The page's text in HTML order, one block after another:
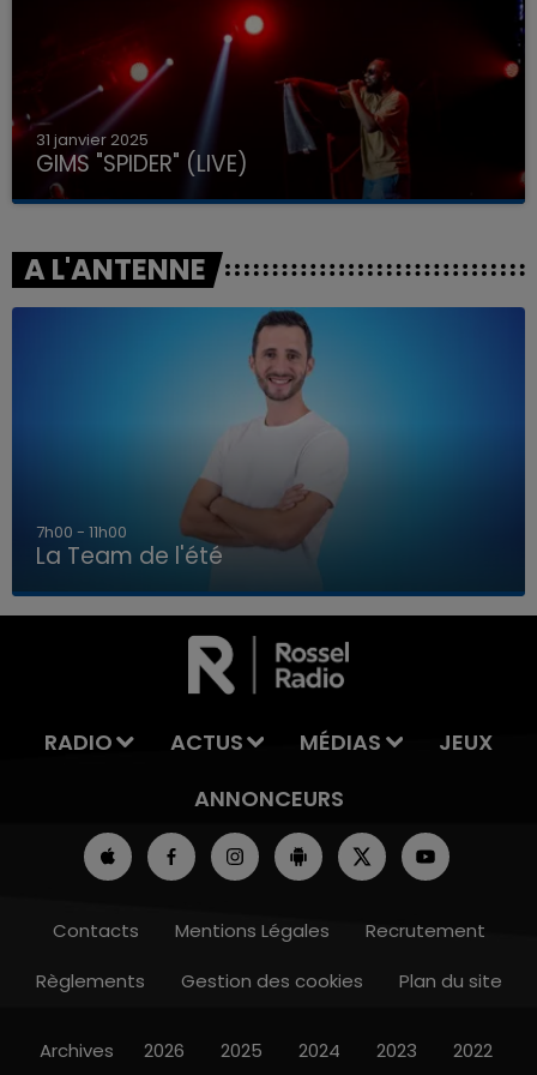
LA TEAM DE L'ÉTÉ
31 janvier 2025
GIMS "SPIDER" (LIVE)
A L'ANTENNE
7h00 - 11h00
La Team de l'été
RADIO ACTUS MÉDIAS
JEUX
ANNONCEURS
Contacts Mentions Légales
Recrutement
Règlements
Gestion des cookies Plan du site
Archives 2026 2025 2024 2023 2022